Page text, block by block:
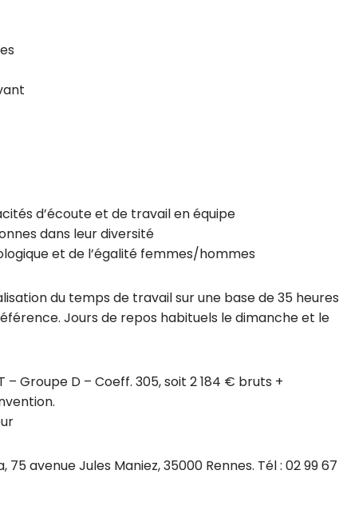
d’écoute et de travail en équipe
dans leur diversité
et de l’égalité femmes/hommes
du temps de travail sur une base de 35 heures
Jours de repos habituels le dimanche et le
Groupe D – Coeff. 305, soit 2 184 € bruts +
avenue Jules Maniez, 35000 Rennes. Tél : 02 99 67